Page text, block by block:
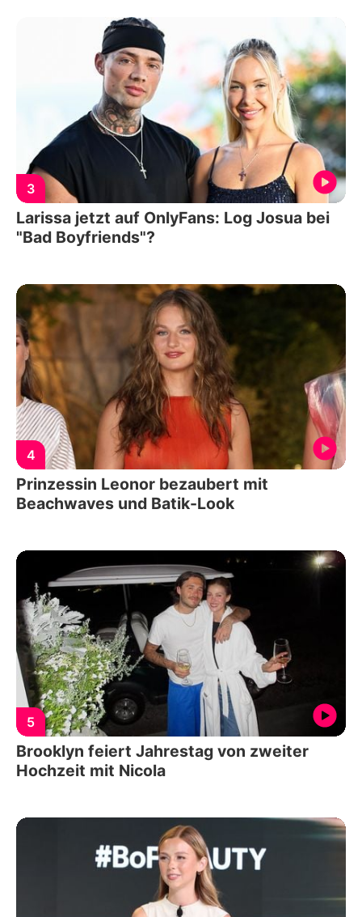
3
Larissa jetzt auf OnlyFans: Log Josua bei
"Bad Boyfriends"?
4
Prinzessin Leonor bezaubert mit
Beachwaves und Batik-Look
5
Brooklyn feiert Jahrestag von zweiter
Hochzeit mit Nicola